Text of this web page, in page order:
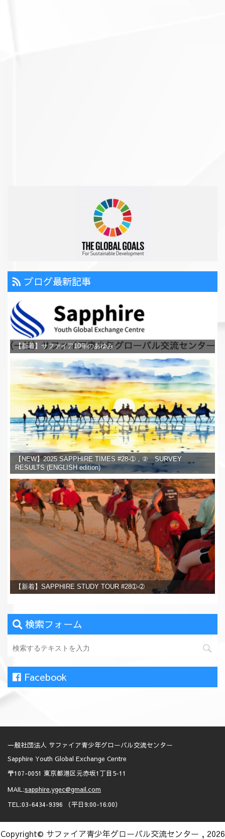
ブログ最新記事
【新着】サファイア10年のあゆみ
【NEW】2025 SAPPHIRE TIMES #28-➀，② SURVEY
RESULTS (ENGLISH edition)
【新着】SAPPHIRE STUDY TOUR #28➀-➁
検索フォーム
Facebook
一般社団法人 サファイア青少年グローバル交流センター
Sapphire Youth Global Exchange Centre
〒107-0051 東京都港区元赤坂1丁目5-11
MAIL:sapphire.ygec@gmail.com
TEL:03-6434-9396 （平日9:00-16:00）
Copyright© サファイア青少年グローバル交流センター , 2026